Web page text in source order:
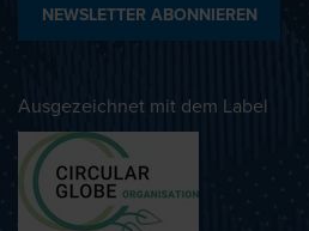
NEWSLETTER ABONNIEREN
Ausgezeichnet mit dem Label